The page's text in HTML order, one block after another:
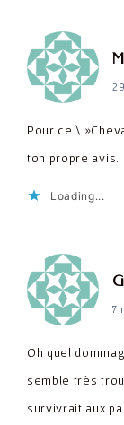
Pour ce \
ton propre avis.
Loading...
7
Oh quel
semble très
survivrait aux